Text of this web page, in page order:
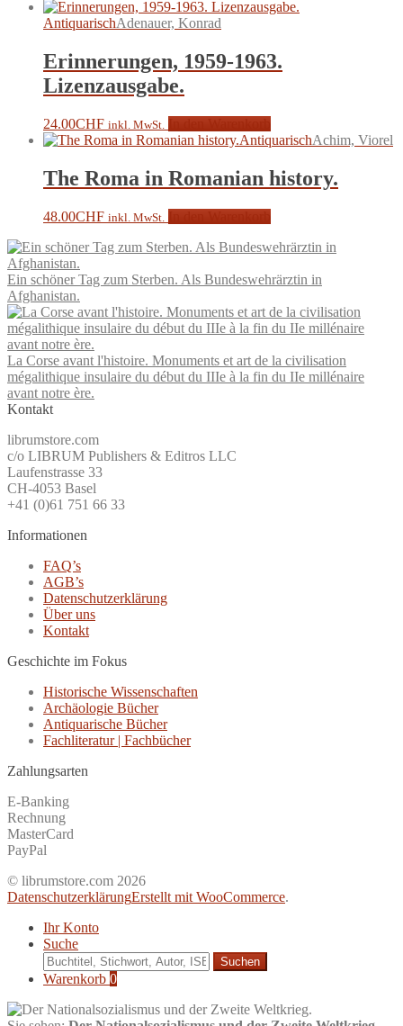
AntiquarischAdenauer, Konrad
Erinnerungen, 1959-1963.
Lizenzausgabe.
24.00CHF inkl. MwSt.
AntiquarischAchim, Viorel
The Roma in Romanian history.
48.00CHF inkl. MwSt.
Ein schöner Tag zum Sterben. Als Bundeswehrärztin in
Afghanistan.
La Corse avant l'histoire. Monuments et art de la civilisation
mégalithique insulaire du début du IIIe à la fin du IIe millénaire
avant notre ère.
Kontakt
librumstore.com
c/o LIBRUM Publishers & Editros LLC
Laufenstrasse 33
CH-4053 Basel
+41 (0)61 751 66 33
Informationen
FAQ’s
AGB’s
Datenschutzerklärung
Über uns
Kontakt
Geschichte im Fokus
Historische Wissenschaften
Archäologie Bücher
Antiquarische Bücher
Fachliteratur | Fachbücher
Zahlungsarten
E-Banking
Rechnung
MasterCard
PayPal
© librumstore.com 2026
DatenschutzerklärungErstellt mit WooCommerce.
Ihr Konto
Suche
Suche
nach:
Warenkorb 0